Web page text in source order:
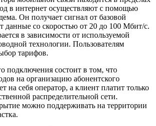
в интернет осуществляют с помощью
Он получает сигнал от базовой
данные со скоростью от 20 до 100 Мбит/с.
в зависимости от используемой
технологии. Пользователям
тарифов.
подключения состоит в том, что
на организацию абонентского
на себя оператор, а клиент платит только
распределительной сети.
можно поддерживать на территории